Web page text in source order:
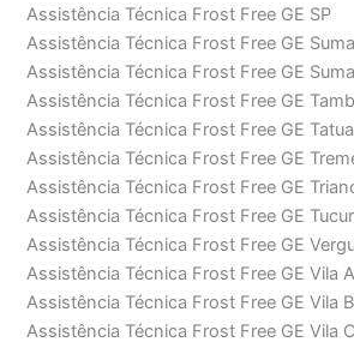
Assistência Técnica Frost Free GE SP
Assistência Técnica Frost Free GE
Assistência Técnica Frost Free GE
Assistência Técnica Frost Free GE
Assistência Técnica Frost Free GE
Assistência Técnica Frost Free GE
Assistência Técnica Frost Free GE
Assistência Técnica Frost Free GE
Assistência Técnica Frost Free GE
Assistência Técnica Frost Free GE Vila
Assistência Técnica Frost Free GE Vila
Assistência Técnica Frost Free GE Vila